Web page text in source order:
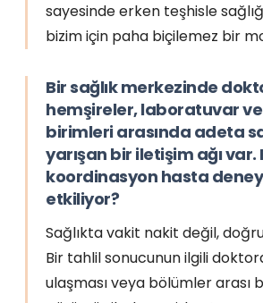
sayesinde erken teşhisle
bizim için paha biçilemez bir
Bir sağlık merkezinde
hemşireler, laboratuvar
birimleri arasında adeta
yarışan bir iletişim ağı var.
koordinasyon hasta
etkiliyor?
Sağlıkta vakit nakit değil,
Bir tahlil sonucunun ilgili
ulaşması veya bölümler arası